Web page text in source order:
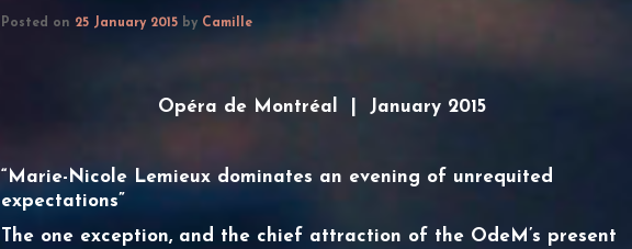
Posted on 25 January 2015 by Camille
Opéra de Montréal | January 2015
“Marie-Nicole Lemieux dominates an evening of unrequited
expectations”
The one exception, and the chief attraction of the OdeM’s present